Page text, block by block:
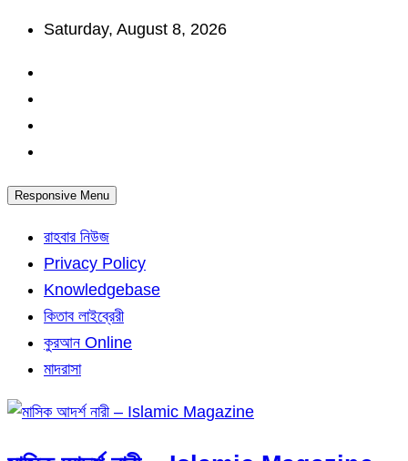
Skip
content
Saturday, August 8, 2026
Responsive Menu
রাহবার নিউজ
Privacy Policy
Knowledgebase
কিতাব লাইব্রেরী
কুরআন Online
মাদরাসা